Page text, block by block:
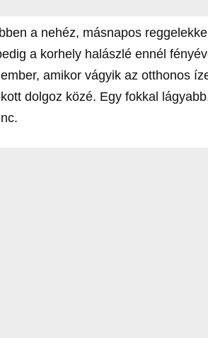
a nehéz, másnapos
a korhely halászlé ennél
amikor vágyik az otthonos
dolgoz közé. Egy fokkal